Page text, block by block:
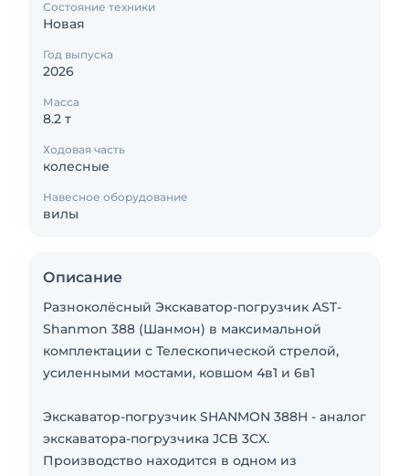
Состояние техники
Новая
Год выпуска
2026
Масса
8.2 т
Ходовая часть
колесные
Навесное оборудование
вилы
Описание
Разноколёсный Экскаватор-погрузчик AST-
Shanmon 388 (Шанмон) в максимальной
комплектации с Телескопической стрелой,
усиленными мостами, ковшом 4в1 и 6в1
Экскаватор-погрузчик SHANMON 388H - аналог
экскаватора-погрузчика JCB 3CX.
Производство находится в одном из